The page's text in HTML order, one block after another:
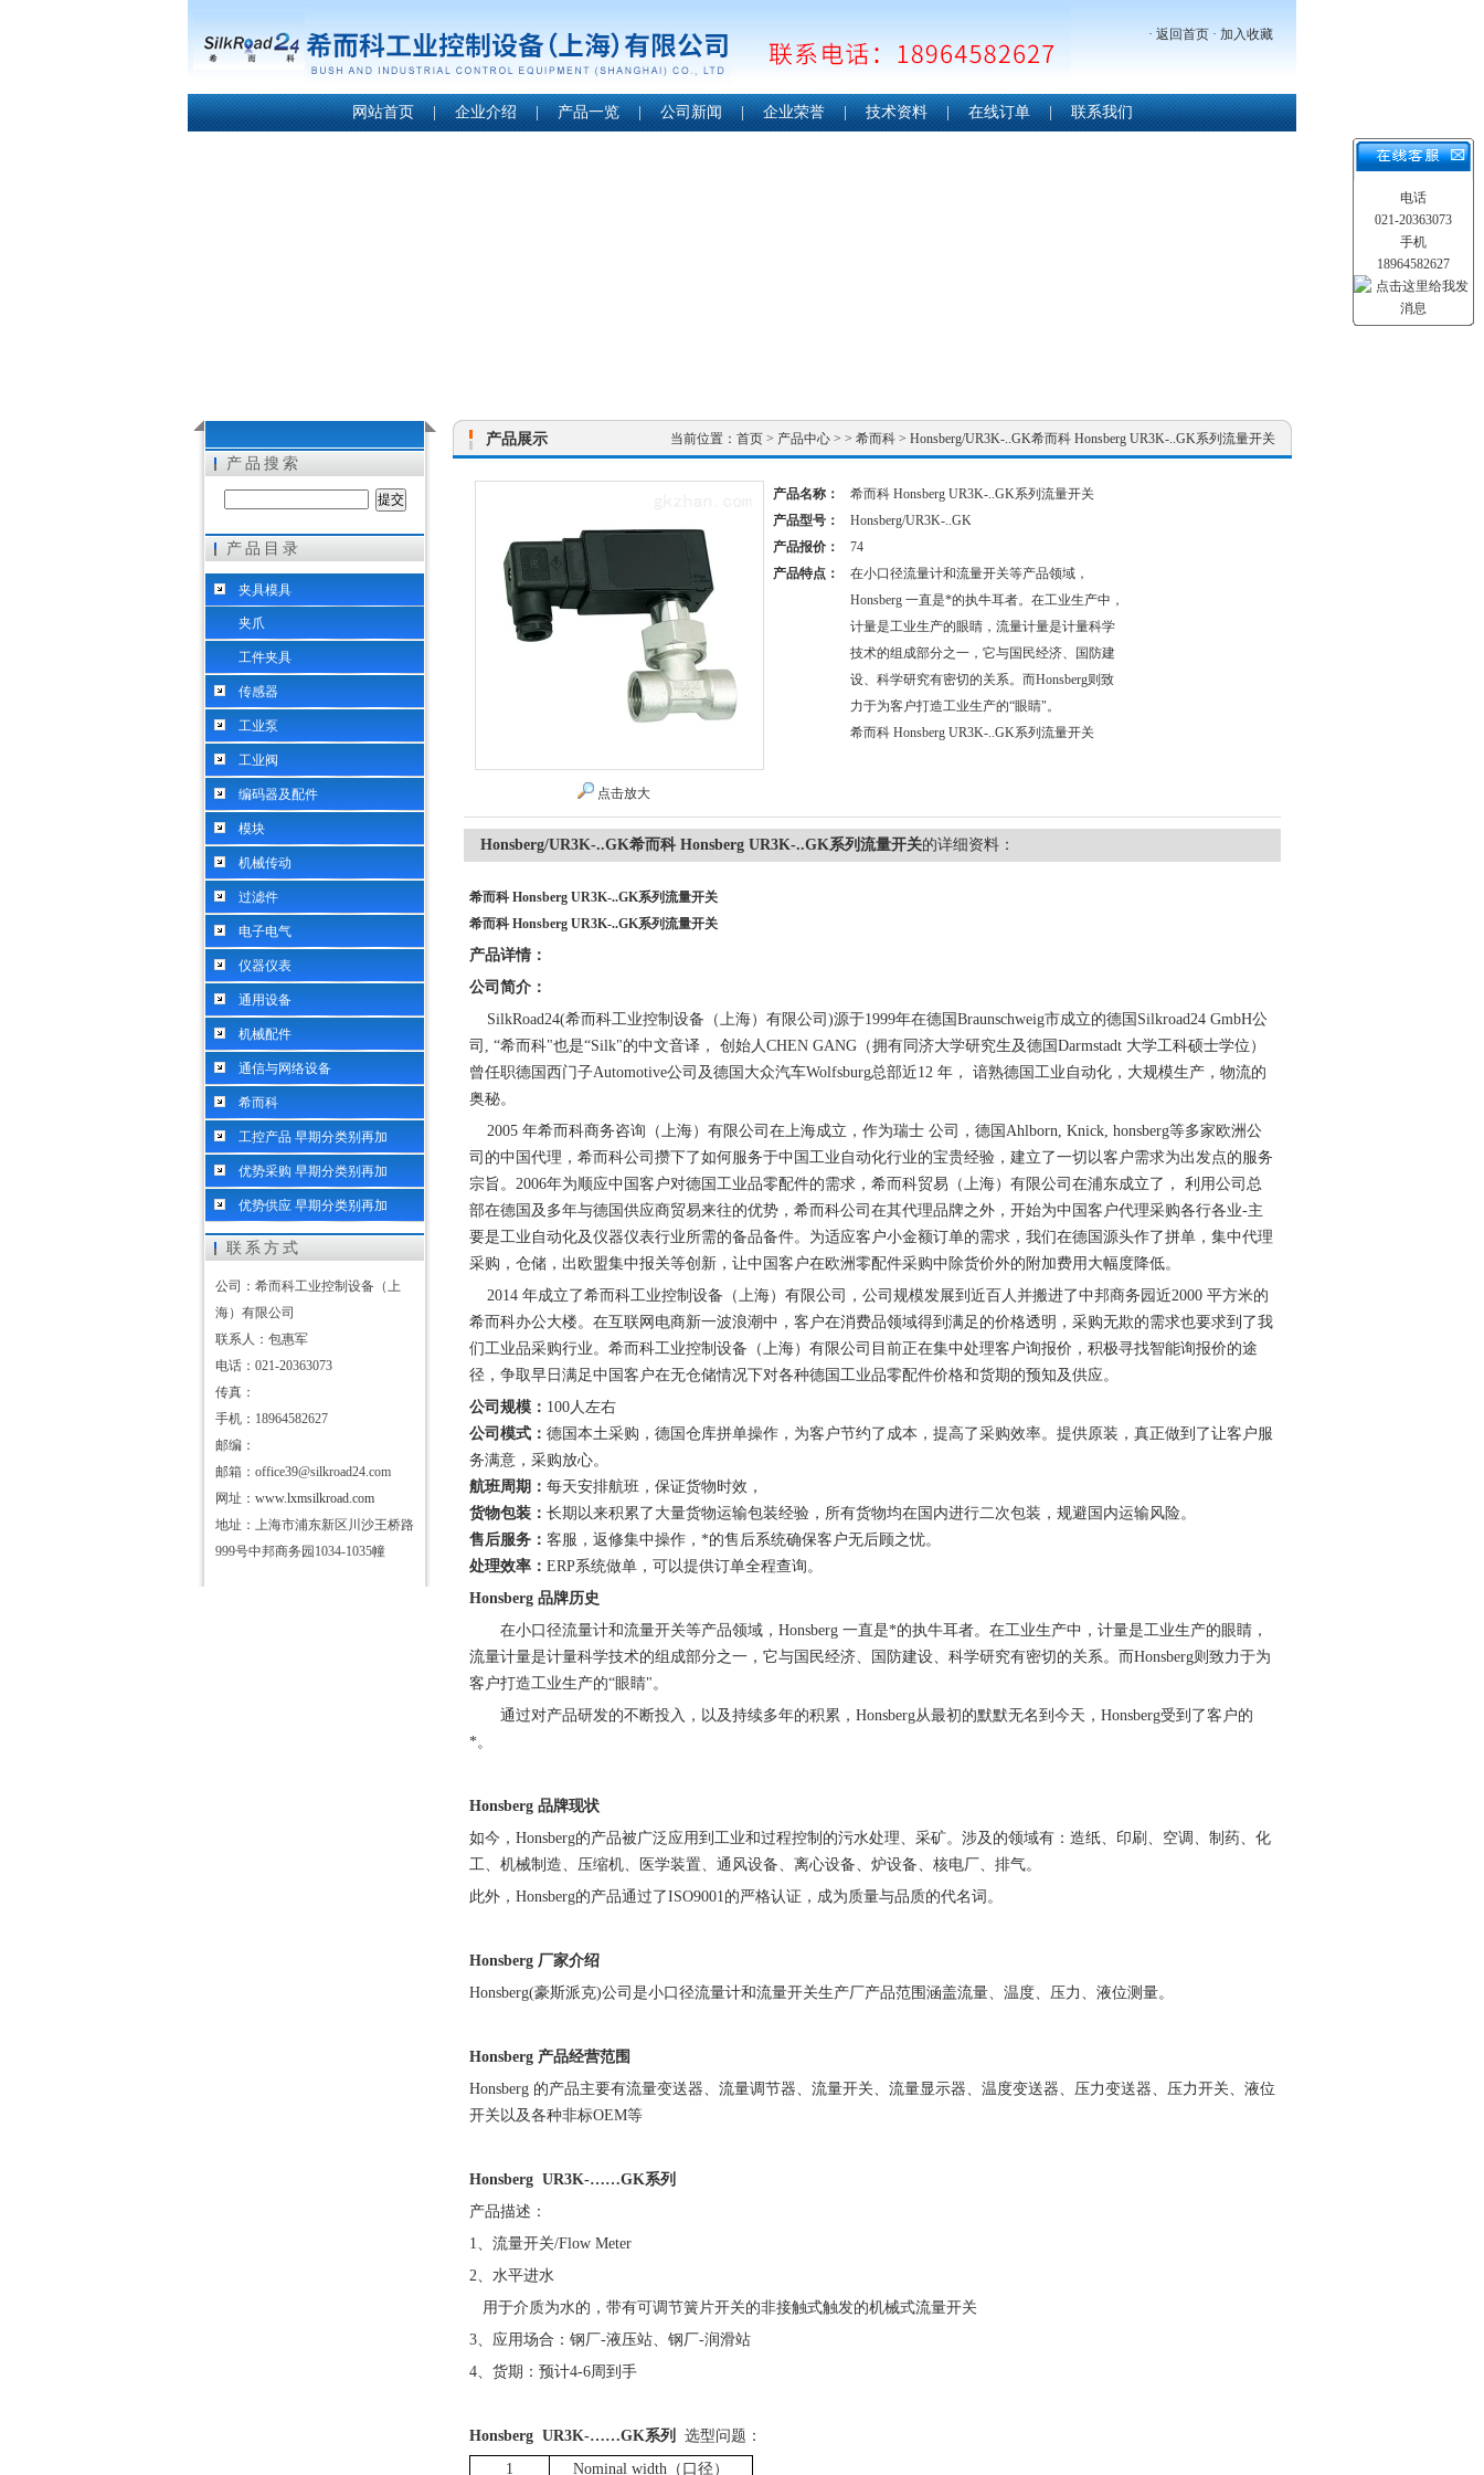
希而科工业控制设备（上海）有限公司
· 返回首页 · 加入收藏
网站首页 | 企业介绍 | 产品一览 | 公司新闻 | 企业荣誉 | 技术资料 | 在线订单 | 联系我们
产品搜索
产品目录
夹具模具
夹爪
工件夹具
传感器
工业泵
工业阀
编码器及配件
模块
机械传动
过滤件
电子电气
仪器仪表
通用设备
机械配件
通信与网络设备
希而科
工控产品 早期分类别再加
优势采购 早期分类别再加
优势供应 早期分类别再加
联系方式
公司：希而科工业控制设备（上
海）有限公司
联系人：包惠军
电话：021-20363073
传真：
手机：18964582627
邮编：
邮箱：office39@silkroad24.com
网址： www.lxmsilkroad.com
地址：上海市浦东新区川沙王桥路
999号中邦商务园1034-1035幢
产品展示 当前位置： 首页 > 产品中心 > > 希而科 > Honsberg/UR3K-..GK希而科 Honsberg UR3K-..GK系列流量开关
点击放大
产品名称：
希而科 Honsberg UR3K-..GK系列流量开关
产品型号：
Honsberg/UR3K-..GK
产品报价：
74
产品特点：
在小口径流量计和流量开关等产品领域，
Honsberg 一直是*的执牛耳者。在工业生产中，
计量是工业生产的眼睛，流量计量是计量科学
技术的组成部分之一，它与国民经济、国防建
设、科学研究有密切的关系。而Honsberg则致
力于为客户打造工业生产的“眼睛"。
希而科 Honsberg UR3K-..GK系列流量开关
Honsberg/UR3K-..GK希而科 Honsberg UR3K-..GK系列流量开关的详细资料：
希而科 Honsberg UR3K-..GK系列流量开关
希而科 Honsberg UR3K-..GK系列流量开关
产品详情：
公司简介：
SilkRoad24(希而科工业控制设备（上海）有限公司)源于1999年在德国Braunschweig市成立的德国Silkroad24 GmbH公
司, “希而科"也是“Silk"的中文音译， 创始人CHEN GANG（拥有同济大学研究生及德国Darmstadt 大学工科硕士学位）
曾任职德国西门子Automotive公司及德国大众汽车Wolfsburg总部近12 年， 谙熟德国工业自动化，大规模生产，物流的
奥秘。
2005 年希而科商务咨询（上海）有限公司在上海成立，作为瑞士 公司，德国Ahlborn, Knick, honsberg等多家欧洲公
司的中国代理，希而科公司攒下了如何服务于中国工业自动化行业的宝贵经验，建立了一切以客户需求为出发点的服务
宗旨。2006年为顺应中国客户对德国工业品零配件的需求，希而科贸易（上海）有限公司在浦东成立了， 利用公司总
部在德国及多年与德国供应商贸易来往的优势，希而科公司在其代理品牌之外，开始为中国客户代理采购各行各业-主
要是工业自动化及仪器仪表行业所需的备品备件。为适应客户小金额订单的需求，我们在德国源头作了拼单，集中代理
采购，仓储，出欧盟集中报关等创新，让中国客户在欧洲零配件采购中除货价外的附加费用大幅度降低。
2014 年成立了希而科工业控制设备（上海）有限公司，公司规模发展到近百人并搬进了中邦商务园近2000 平方米的
希而科办公大楼。在互联网电商新一波浪潮中，客户在消费品领域得到满足的价格透明，采购无欺的需求也要求到了我
们工业品采购行业。希而科工业控制设备（上海）有限公司目前正在集中处理客户询报价，积极寻找智能询报价的途
径，争取早日满足中国客户在无仓储情况下对各种德国工业品零配件价格和货期的预知及供应。
公司规模： 100人左右
公司模式： 德国本土采购，德国仓库拼单操作，为客户节约了成本，提高了采购效率。提供原装，真正做到了让客户服
务满意，采购放心。
航班周期： 每天安排航班，保证货物时效，
货物包装： 长期以来积累了大量货物运输包装经验，所有货物均在国内进行二次包装，规避国内运输风险。
售后服务： 客服，返修集中操作，*的售后系统确保客户无后顾之忧。
处理效率： ERP系统做单，可以提供订单全程查询。
Honsberg 品牌历史
在小口径流量计和流量开关等产品领域， Honsberg 一直是*的执牛耳者。在工业生产中，计量是工业生产的眼睛，
流量计量是计量科学技术的组成部分之一，它与国民经济、国防建设、科学研究有密切的关系。而Honsberg则致力于为
客户打造工业生产的“眼睛"。
通过对产品研发的不断投入，以及持续多年的积累， Honsberg从最初的默默无名到今天，Honsberg受到了客户的
*。
Honsberg 品牌现状
如今， Honsberg的产品被广泛应用到工业和过程控制的污水处理、采矿。涉及的领域有：造纸、印刷、空调、制药、化
工、机械制造、压缩机、医学装置、通风设备、离心设备、炉设备、核电厂、排气。
此外， Honsberg的产品通过了ISO9001的严格认证，成为质量与品质的代名词。
Honsberg 厂家介绍
Honsberg(豪斯派克)公司是小口径流量计和流量开关生产厂产品范围涵盖流量、温度、压力、液位测量。
Honsberg 产品经营范围
Honsberg 的产品主要有流量变送器、流量调节器、流量开关、流量显示器、温度变送器、压力变送器、压力开关、液位
开关以及各种非标OEM等
Honsberg UR3K-……GK系列
产品描述：
1、流量开关/Flow Meter
2、水平进水
用于介质为水的，带有可调节簧片开关的非接触式触发的机械式流量开关
3、应用场合：钢厂-液压站、钢厂-润滑站
4、货期：预计4-6周到手
Honsberg UR3K-……GK系列
选型问题：
1
Nominal width（口径）
电话
021-20363073
手机
18964582627